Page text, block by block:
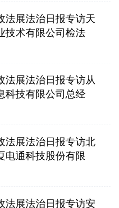
法展法治日报专访天
技术有限公司检法
法展法治日报专访从
科技有限公司总经
法展法治日报专访北
电通科技股份有限
法展法治日报专访安